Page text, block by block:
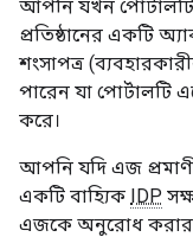
আপনি যখন
প্রতিষ্ঠানের একটি
শংসাপত্র
পারেন যা পোর্টালটি
করে।
আপনি যদি এজ
একটি বাহ্যিক IDP
এজকে অনুরোধ করার